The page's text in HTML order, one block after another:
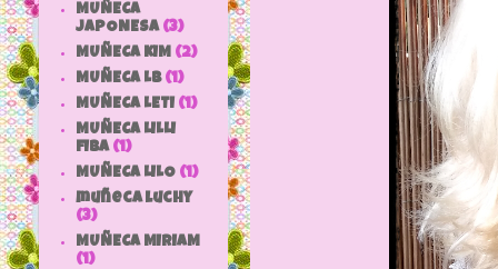
MUÑECA
JAPONESA (3)
MUÑECA KIM (2)
MUÑECA LB (1)
MUÑECA LETI (1)
MUÑECA LILLI
FIBA (1)
MUÑECA LILO (1)
muñeca luchy
(3)
MUÑECA MIRIAM
(1)